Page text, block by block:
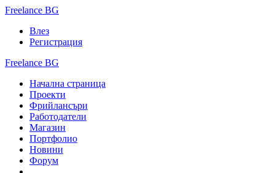
Freelance BG
Влез
Регистрация
Freelance BG
Начална страница
Проекти
Фрийлансъри
Работодатели
Магазин
Портфолио
Новини
Форум